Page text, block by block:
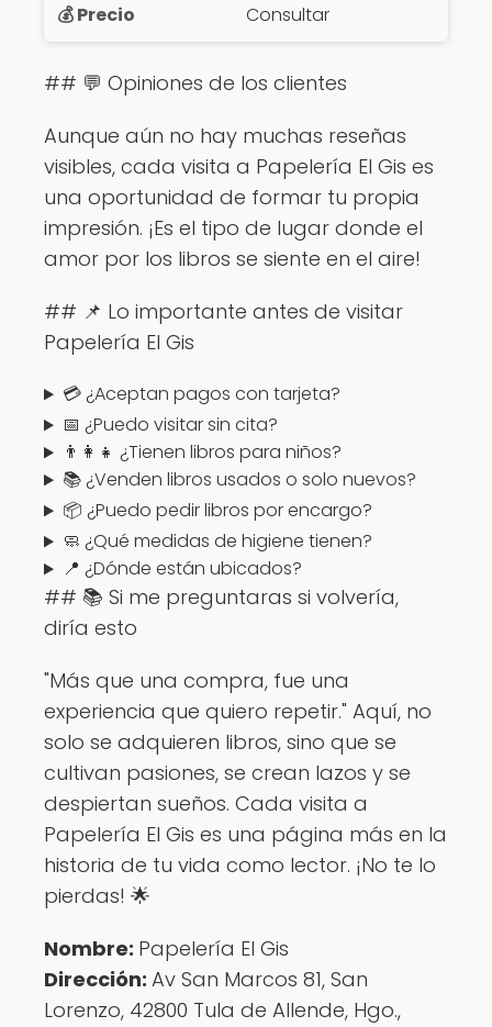
Consultar
## 💬 Opiniones de los clientes
Aunque aún no hay muchas reseñas
visibles, cada visita a Papelería El Gis es
una oportunidad de formar tu propia
impresión. ¡Es el tipo de lugar donde el
amor por los libros se siente en el aire!
## 📌 Lo importante antes de visitar
Papelería El Gis
💳 ¿Aceptan pagos con tarjeta?
📅 ¿Puedo visitar sin cita?
👨‍👩‍👧 ¿Tienen libros para niños?
📚 ¿Venden libros usados o solo nuevos?
📦 ¿Puedo pedir libros por encargo?
🧼 ¿Qué medidas de higiene tienen?
📍 ¿Dónde están ubicados?
## 📚 Si me preguntaras si volvería,
diría esto
"Más que una compra, fue una
experiencia que quiero repetir." Aquí, no
solo se adquieren libros, sino que se
cultivan pasiones, se crean lazos y se
despiertan sueños. Cada visita a
Papelería El Gis es una página más en la
historia de tu vida como lector. ¡No te lo
pierdas! 🌟
Nombre: Papelería El Gis
Dirección: Av San Marcos 81, San
Lorenzo, 42800 Tula de Allende, Hgo.,